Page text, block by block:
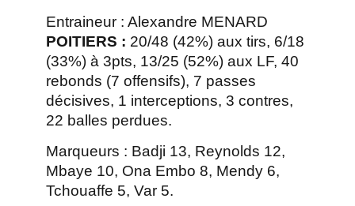
Entraineur : Alexandre MENARD
POITIERS : 20/48 (42%) aux tirs, 6/18
(33%) à 3pts, 13/25 (52%) aux LF, 40
rebonds (7 offensifs), 7 passes
décisives, 1 interceptions, 3 contres,
22 balles perdues.
Marqueurs : Badji 13, Reynolds 12,
Mbaye 10, Ona Embo 8, Mendy 6,
Tchouaffe 5, Var 5.